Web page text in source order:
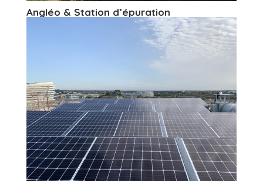
Angléo & Station d’épuration